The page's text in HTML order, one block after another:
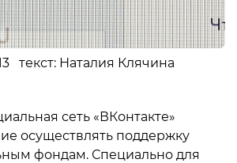
текст: Наталия Клячина
сеть «ВКонтакте»
осуществлять поддержку
фондам. Специально для